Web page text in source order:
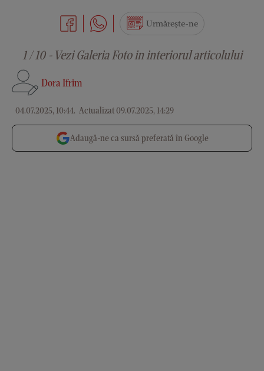
Dora Ifrim
04.07.2025, 10:44. Actualizat 09.07.2025, 14:29
Urmărește-ne
1 / 10 - Vezi Galeria Foto in interiorul articolului
Adaugă-ne ca sursă preferată în Google